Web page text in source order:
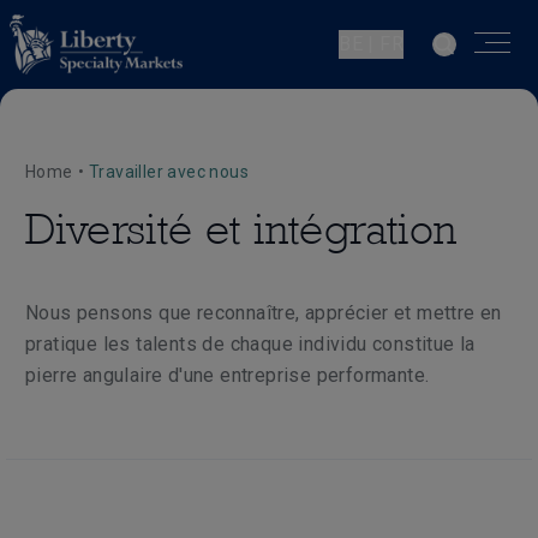
Home • Travailler avec nous
Diversité et intégration
Nous pensons que reconnaître, apprécier et mettre en
pratique les talents de chaque individu constitue la
pierre angulaire d'une entreprise performante.